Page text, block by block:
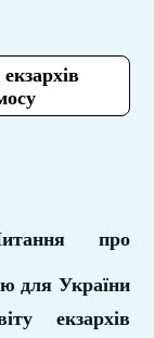
про
для України
екзархів